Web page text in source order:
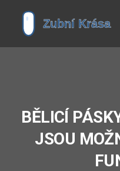
BĚLICÍ
JSOU